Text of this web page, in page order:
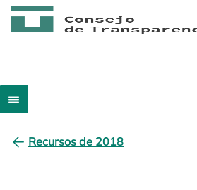
Recursos de 2018